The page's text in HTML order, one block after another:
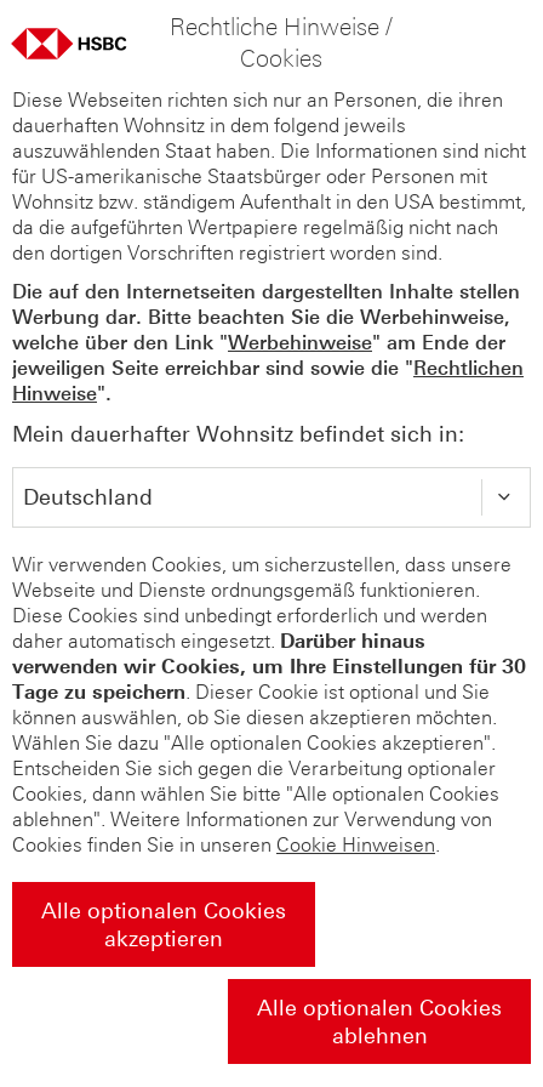
Rechtliche Hinweise /
Cookies
Diese Webseiten richten sich nur an Personen, die ihren
dauerhaften Wohnsitz in dem folgend jeweils
auszuwählenden Staat haben. Die Informationen sind nicht
für US-amerikanische Staatsbürger oder Personen mit
Wohnsitz bzw. ständigem Aufenthalt in den USA bestimmt,
da die aufgeführten Wertpapiere regelmäßig nicht nach
den dortigen Vorschriften registriert worden sind.
Die auf den Internetseiten dargestellten Inhalte stellen
Werbung dar. Bitte beachten Sie die Werbehinweise,
welche über den Link "Werbehinweise" am Ende der
jeweiligen Seite erreichbar sind sowie die "Rechtlichen
Hinweise".
Mein dauerhafter Wohnsitz befindet sich in:
Wir verwenden Cookies, um sicherzustellen, dass unsere
Webseite und Dienste ordnungsgemäß funktionieren.
Diese Cookies sind unbedingt erforderlich und werden
daher automatisch eingesetzt. Darüber hinaus
verwenden wir Cookies, um Ihre Einstellungen für 30
Tage zu speichern. Dieser Cookie ist optional und Sie
können auswählen, ob Sie diesen akzeptieren möchten.
Wählen Sie dazu "Alle optionalen Cookies akzeptieren".
Entscheiden Sie sich gegen die Verarbeitung optionaler
Cookies, dann wählen Sie bitte "Alle optionalen Cookies
ablehnen". Weitere Informationen zur Verwendung von
Cookies finden Sie in unseren Cookie Hinweisen.
Alle optionalen Cookies
akzeptieren
Alle optionalen Cookies
ablehnen